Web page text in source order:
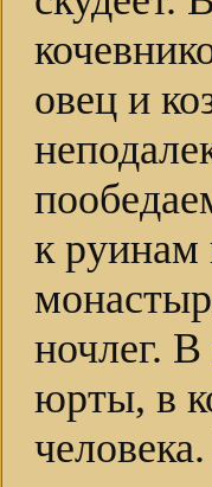
овец и
к руинам
ночлег.
юрты, в